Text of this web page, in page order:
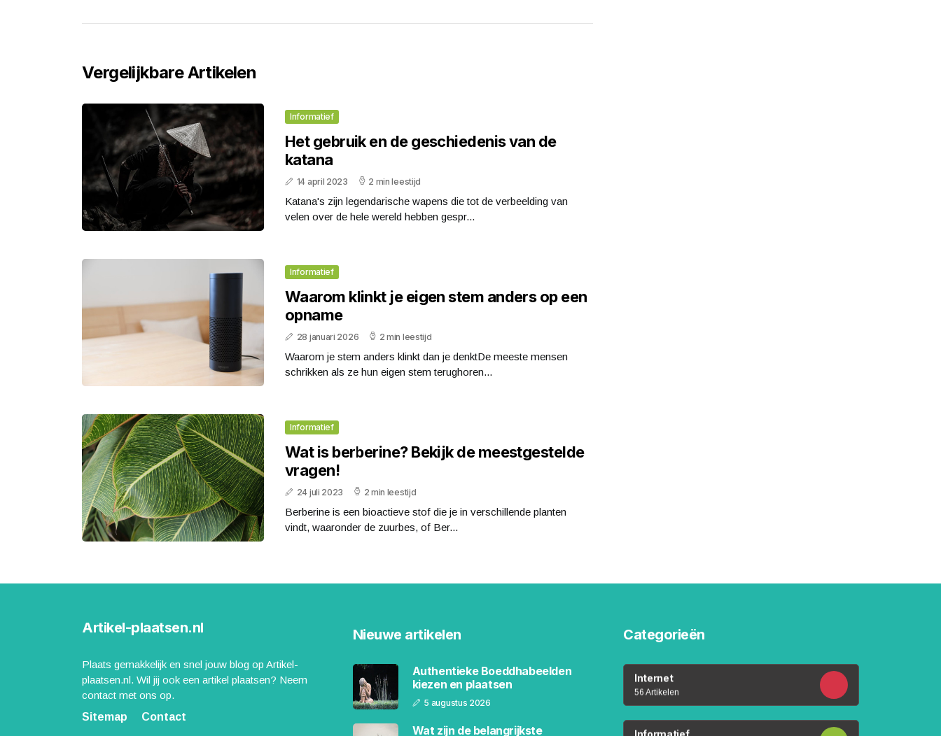
Vergelijkbare Artikelen
Informatief
Het gebruik en de geschiedenis van de
katana
14 april 2023 2 min leestijd
Katana's zijn legendarische wapens die tot de verbeelding van
velen over de hele wereld hebben gespr...
Informatief
Waarom klinkt je eigen stem anders op een
opname
28 januari 2026 2 min leestijd
Waarom je stem anders klinkt dan je denktDe meeste mensen
schrikken als ze hun eigen stem terughoren...
Informatief
Wat is berberine? Bekijk de meestgestelde
vragen!
24 juli 2023 2 min leestijd
Berberine is een bioactieve stof die je in verschillende planten
vindt, waaronder de zuurbes, of Ber...
Artikel-plaatsen.nl
Plaats gemakkelijk en snel jouw blog op Artikel-
plaatsen.nl. Wil jij ook een artikel plaatsen? Neem
contact met ons op.
Sitemap
Contact
Nieuwe artikelen
Authentieke Boeddhabeelden
kiezen en plaatsen
5 augustus 2026
Wat zijn de belangrijkste
Categorieën
Internet
56 Artikelen
Informatief